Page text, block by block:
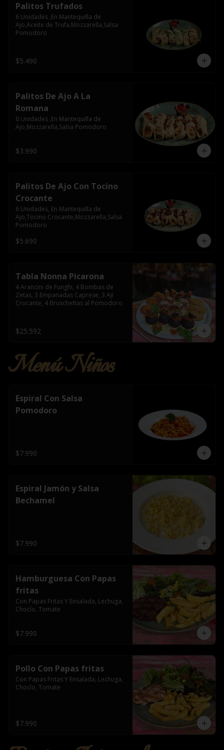
Palitos Trufados
6 Unidades ,En Mantequilla de
Ajo,Aceite de Trufa,Mozzarella,Salsa
Pomodoro
$5.490
Palitos De Ajo A La
Romana
6 Unidades ,En Mantequilla de
Ajo,Mozzarella,Salsa Pomodoro
$3.990
Palitos De Ajo Con Tocino
Crocante
6 Unidades, En Mantequilla de
Ajo,Tocino Crocante,Mozzarella,Salsa
Pomodoro
$5.690
Tabla Nonna Picarona
4 Arancini de Funghi, 4 Bombas de
Zetas, 3 Empanadas Caprese, 3 Ají
Crocante, 4 Bruschettas al Pomodoro
$25.592
Menú Niños
Espiral Con Salsa
Pomodoro
$7.990
Espiral Jamón y Salsa
Bechamel
$7.990
Hamburguesa Con Papas
fritas
Con Papas Fritas Y Ensalada, Lechuga,
Choclo, Tomate
$7.990
Pollo Con Papas fritas
Con Papas Fritas Y Ensalada, Lechuga,
Choclo, Tomate
$7.990